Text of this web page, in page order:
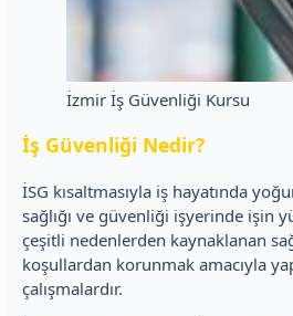
İzmir İş Güvenliği Kursu
İş Güvenliği Nedir?
İSG kısaltmasıyla iş hayatında
sağlığı ve güvenliği işyerinde işin
çeşitli nedenlerden kaynaklanan
koşullardan korunmak amacıyla
çalışmalardır.